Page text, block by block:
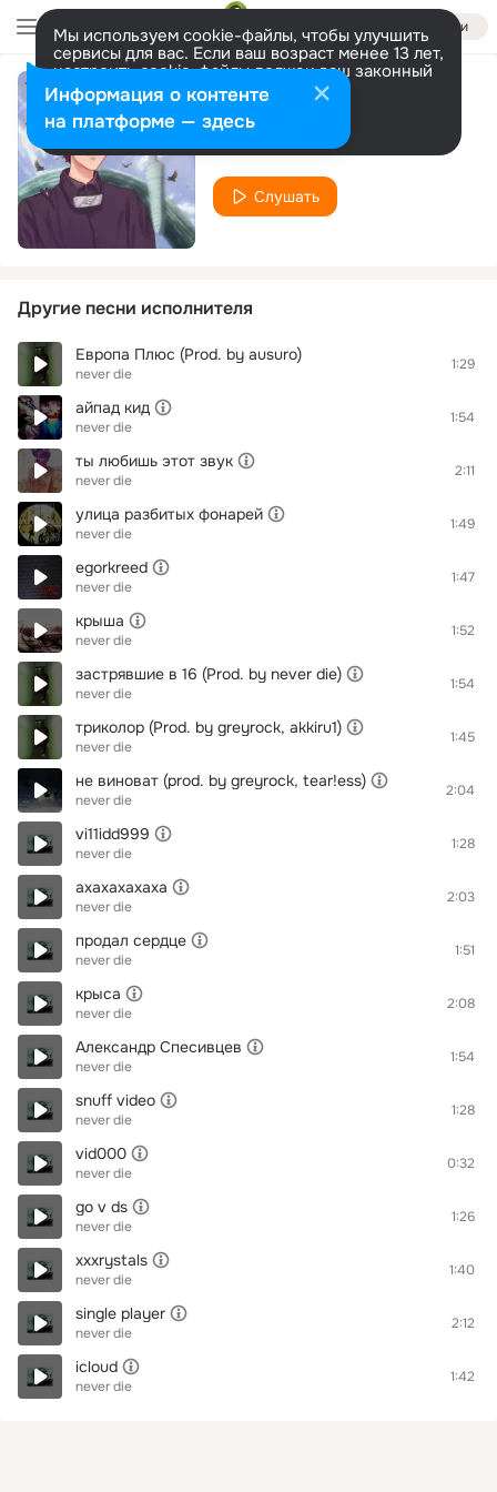
Войти
Мы используем cookie-файлы, чтобы улучшить
сервисы для вас. Если ваш возраст менее 13 лет,
настроить cookie-файлы должен ваш законный
представитель. Больше информации
Разрешить все Настроить
ВИТАМИН D
never die
Слушать
Другие песни исполнителя
Европа Плюс (Prod. by ausuro)
never die
1:29
айпад кид
never die
1:54
ты любишь этот звук
never die
2:11
улица разбитых фонарей
never die
1:49
egorkreed
never die
1:47
крыша
never die
1:52
застрявшие в 16 (Prod. by never die)
never die
1:54
триколор (Prod. by greyrock, akkiru1)
never die
1:45
не виноват (prod. by greyrock, tear!ess)
never die
2:04
vi11idd999
never die
1:28
ахахахахаха
never die
2:03
продал сердце
never die
1:51
крыса
never die
2:08
Александр Спесивцев
never die
1:54
snuff video
never die
1:28
vid000
never die
0:32
go v ds
never die
1:26
xxxrystals
never die
1:40
single player
never die
2:12
icloud
never die
1:42
Информация о контенте
на платформе — здесь